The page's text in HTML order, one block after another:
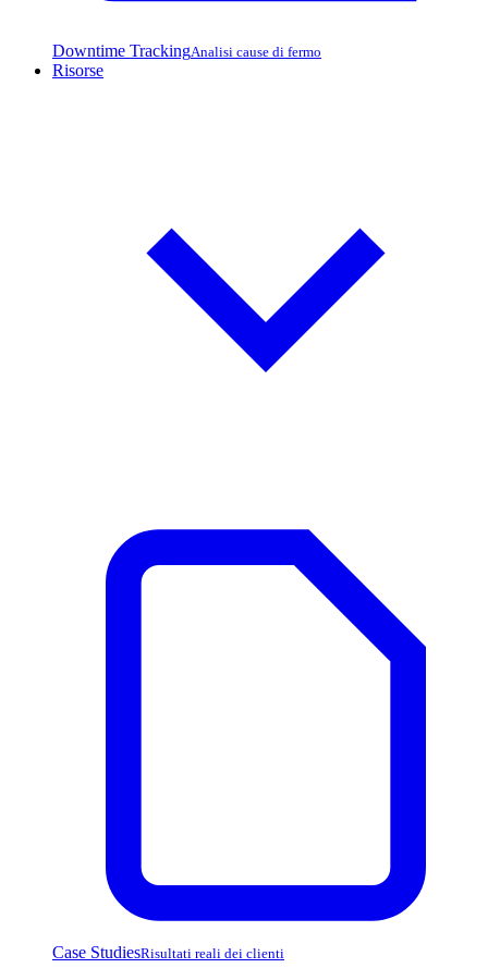
Downtime TrackingAnalisi cause di fermo
Risorse
Case StudiesRisultati reali dei clienti